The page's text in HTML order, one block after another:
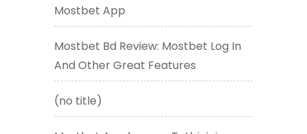
Mostbet App
Mostbet Bd Review: Mostbet Log In
And Other Great Features
(no title)